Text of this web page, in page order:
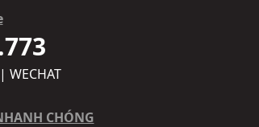
WECHAT
CHÓNG